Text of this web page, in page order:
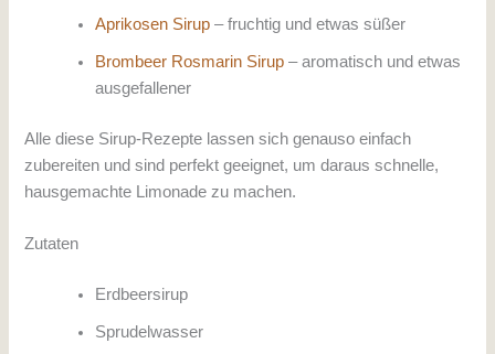
Aprikosen Sirup – fruchtig und etwas süßer
Brombeer Rosmarin Sirup – aromatisch und etwas
ausgefallener
Alle diese Sirup-Rezepte lassen sich genauso einfach
zubereiten und sind perfekt geeignet, um daraus schnelle,
hausgemachte Limonade zu machen.
Zutaten
Erdbeersirup
Sprudelwasser